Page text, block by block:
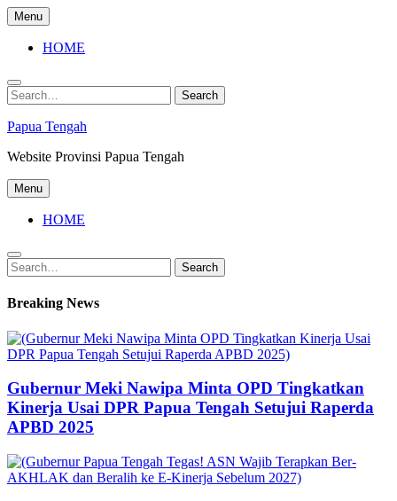
Skip
to
content
Menu
HOME
Search
for:
Search
Papua Tengah
Website Provinsi Papua Tengah
Menu
HOME
Search
for:
Search
Breaking News
Gubernur Meki Nawipa Minta OPD Tingkatkan
Kinerja Usai DPR Papua Tengah Setujui Raperda
APBD 2025